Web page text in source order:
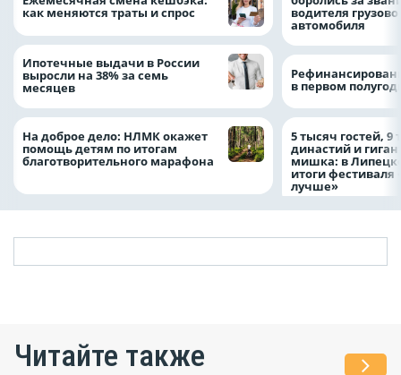
как меняются траты и спрос
Ипотечные выдачи в России
выросли на 38% за семь
месяцев
На доброе дело: НЛМК окажет
помощь детям по итогам
благотворительного марафона
водителя
автомобиля
в первом
5 тысяч гостей, 9
династий и
мишка: в
итоги фестиваля
лучше»
Читайте также